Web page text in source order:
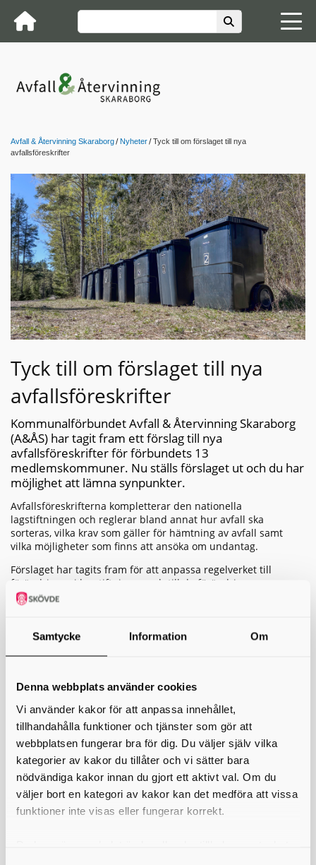
Samtycke Information Om
Denna webbplats använder cookies
Vi använder kakor för att anpassa innehållet,
tillhandahålla funktioner och tjänster som gör att
webbplatsen fungerar bra för dig. Du väljer själv vilka
kategorier av kakor du tillåter och vi sätter bara
nödvändiga kakor innan du gjort ett aktivt val. Om du
väljer bort en kategori av kakor kan det medföra att vissa
funktioner inte visas eller fungerar korrekt.
Avfall & Återvinning Skaraborg Nyheter
Tyck till om förslaget till nya
avfallsföreskrifter
Tyck till om förslaget till nya
avfallsföreskrifter
Kommunalförbundet Avfall & Återvinning Skaraborg
(A&ÅS) har tagit fram ett förslag till nya
avfallsföreskrifter för förbundets 13
medlemskommuner. Nu ställs förslaget ut och du har
möjlighet att lämna synpunkter.
Avfallsföreskrifterna kompletterar den nationella
lagstiftningen och reglerar bland annat hur avfall ska
sorteras, vilka krav som gäller för hämtning av avfall samt
vilka möjligheter som finns att ansöka om undantag.
Förslaget har tagits fram för att anpassa regelverket till
förändringar i lagstiftningen och till de förändringar som
skett inom den kommunala avfallshanteringen under de
senaste åren.
Några av de föreslagna förändringarna
Kravet på utsortering av matavfall förtydligas.
Nya regler och begrepp införs, bland annat för
Bestämmelserna för enskilda avlopp uppdateras för att
möjliggöra moderna arbetsmiljölösningar.
Uppdaterade bestämmelser för eldning av
trädgårdsavfall.
Möjligheten att dela abonnemang och få vissa undantag
förtydligas.
Ta del av förslaget